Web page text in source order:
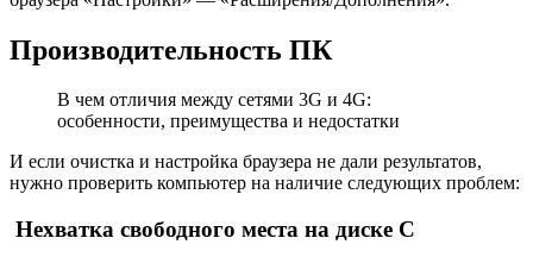
Производительность ПК
В чем отличия между сетями 3G и 4G:
особенности, преимущества и недостатки
И если очистка и настройка браузера не дали результатов,
нужно проверить компьютер на наличие следующих проблем:
Нехватка свободного места на диске С